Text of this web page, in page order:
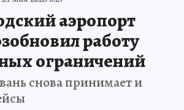
аэропорт
работу
ограничений
снова принимает и